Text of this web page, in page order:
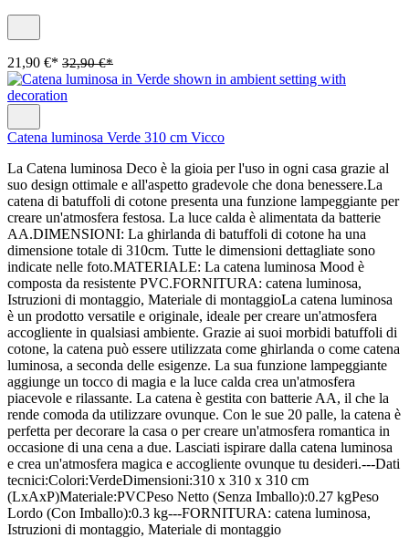
21,90 €* 32,90 €*
Catena luminosa Verde 310 cm Vicco
La Catena luminosa Deco è la gioia per l'uso in ogni casa grazie al
suo design ottimale e all'aspetto gradevole che dona benessere.La
catena di batuffoli di cotone presenta una funzione lampeggiante per
creare un'atmosfera festosa. La luce calda è alimentata da batterie
AA.DIMENSIONI: La ghirlanda di batuffoli di cotone ha una
dimensione totale di 310cm. Tutte le dimensioni dettagliate sono
indicate nelle foto.MATERIALE: La catena luminosa Mood è
composta da resistente PVC.FORNITURA: catena luminosa,
Istruzioni di montaggio, Materiale di montaggioLa catena luminosa
è un prodotto versatile e originale, ideale per creare un'atmosfera
accogliente in qualsiasi ambiente. Grazie ai suoi morbidi batuffoli di
cotone, la catena può essere utilizzata come ghirlanda o come catena
luminosa, a seconda delle esigenze. La sua funzione lampeggiante
aggiunge un tocco di magia e la luce calda crea un'atmosfera
piacevole e rilassante. La catena è gestita con batterie AA, il che la
rende comoda da utilizzare ovunque. Con le sue 20 palle, la catena è
perfetta per decorare la casa o per creare un'atmosfera romantica in
occasione di una cena a due. Lasciati ispirare dalla catena luminosa
e crea un'atmosfera magica e accogliente ovunque tu desideri.---Dati
tecnici:Colori:VerdeDimensioni:310 x 310 x 310 cm
(LxAxP)Materiale:PVCPeso Netto (Senza Imballo):0.27 kgPeso
Lordo (Con Imballo):0.3 kg---FORNITURA: catena luminosa,
Istruzioni di montaggio, Materiale di montaggio